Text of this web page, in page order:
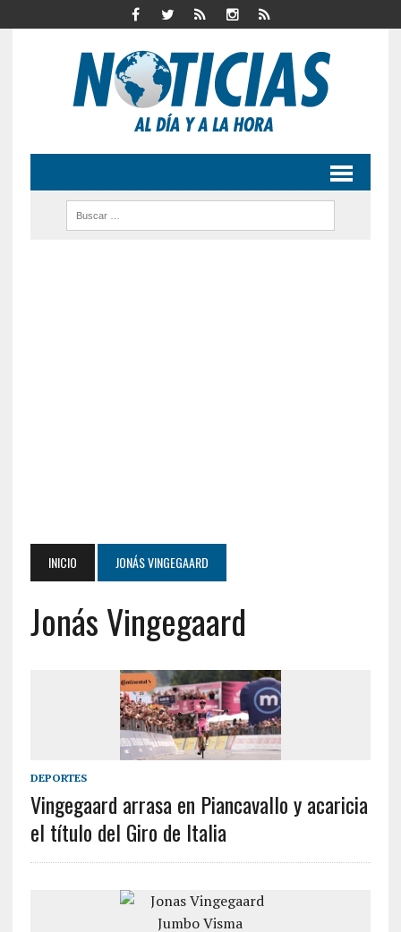
INICIO JONÁS VINGEGAARD
Jonás Vingegaard
DEPORTES
Vingegaard arrasa en Piancavallo y acaricia
el título del Giro de Italia